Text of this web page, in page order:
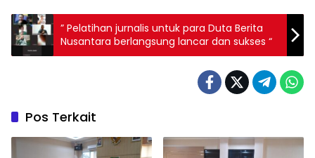
” Pelatihan jurnalis untuk para Duta Berita
Nusantara berlangsung lancar dan sukses “
Pos Terkait